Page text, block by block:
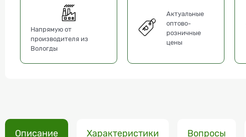
Напрямую от
производителя из
Вологды
Актуальные
оптово-
розничные
цены
Описание Характеристики Вопросы